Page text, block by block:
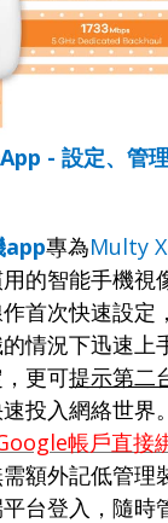
App - 設定、管
app專為Multy
的智能手機視
首次快速設定
情況下迅速上
更可提示第二
速投入網絡世界
帳戶直接
需額外記低管理
台登入，隨時